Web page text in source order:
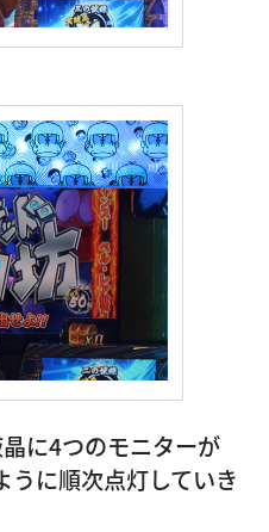
に4つのモニターが
うに順次点灯していき